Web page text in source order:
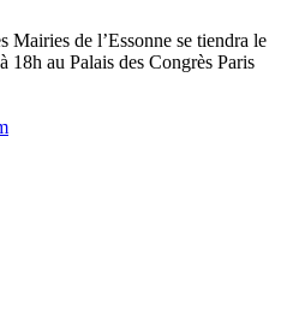
Mairies de l’Essonne se tiendra le
au Palais des Congrès Paris